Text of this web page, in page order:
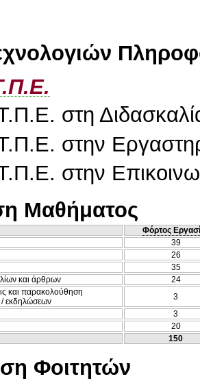
στη
στην
στην
Μαθήματος
Φόρτος
39
26
35
και άρθρων
24
και παρακολούθηση
/ εκδηλώσεων
3
3
20
150
Φοιτητών